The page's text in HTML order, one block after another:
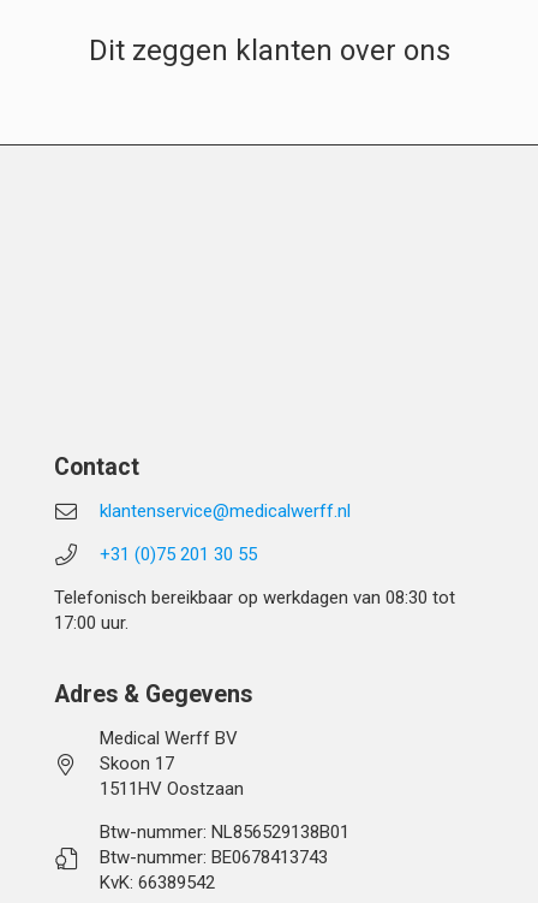
Dit zeggen klanten over ons
Contact
klantenservice@medicalwerff.nl
+31 (0)75 201 30 55
Telefonisch bereikbaar op werkdagen van 08:30 tot
17:00 uur.
Adres & Gegevens
Medical Werff BV
Skoon 17
1511HV Oostzaan
Btw-nummer: NL856529138B01
Btw-nummer: BE0678413743
KvK: 66389542